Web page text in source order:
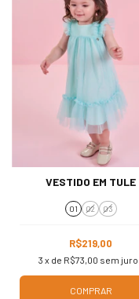
VESTIDO EM TULE
01 02 03
R$219,00
3 x de R$73,00 sem
COMPRAR